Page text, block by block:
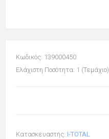
Κωδικός: 139000450
Ελάχιστη Ποσότητα: 1 (Τεμάχιο)
Κατασκευαστής: I-TOTAL